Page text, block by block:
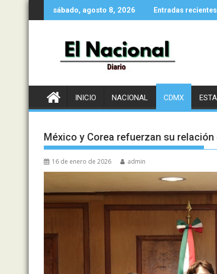
al
sábado, agosto 8, 2026 Entradas recientes
INICIO NACIONAL CDMX
México y Corea refuerzan su
16 de enero de 2026 admin